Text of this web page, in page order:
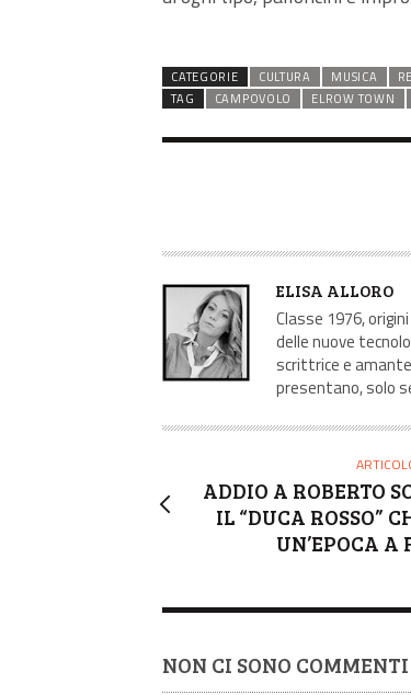
CATEGORIE CULTURA MUSICA
TAG
CAMPOVOLO ELROW TOWN
A
U
T
O
R
E
ELISA ALLORO
Classe 1976,
delle nuove
scrittrice e
presentano, solo
ADDIO A ROBERTO
IL “DUCA ROSSO”
UN’EPOCA A
NON CI SONO COMMENTI